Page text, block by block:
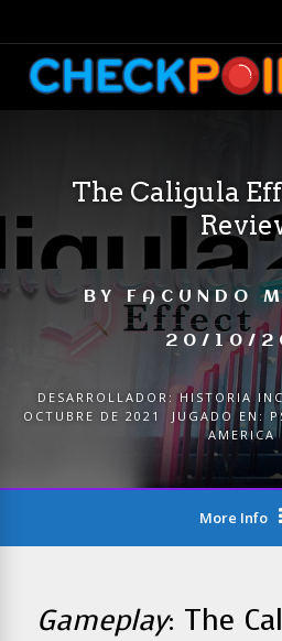
The Caligula
BY FACUNDO
20/10/
DESARROLLADOR:HISTORIA INC
OCTUBRE DE 2021
JUGADO EN:
AMERICA
More Info
Gameplay: The